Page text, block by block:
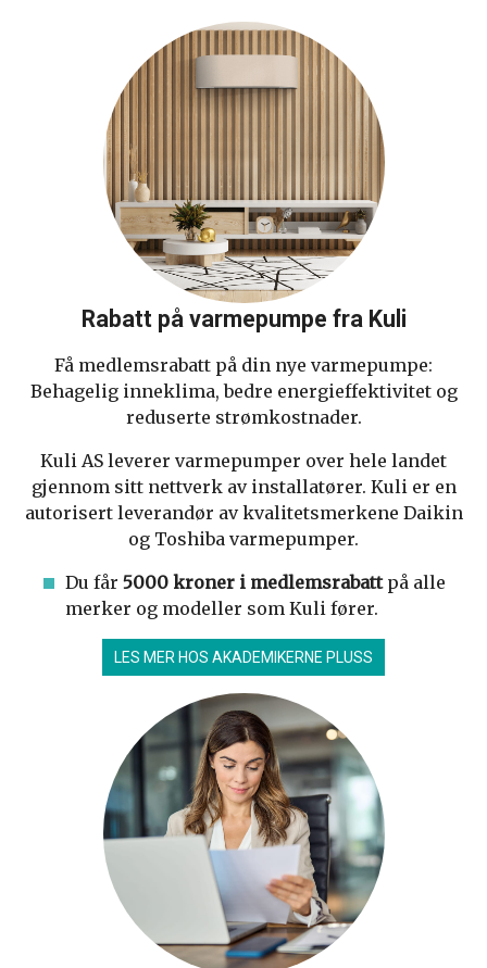
Rabatt på varmepumpe fra Kuli
Få medlemsrabatt på din nye varmepumpe:
Behagelig inneklima, bedre energieffektivitet og
reduserte strømkostnader.
Kuli AS leverer varmepumper over hele landet
gjennom sitt nettverk av installatører. Kuli er en
autorisert leverandør av kvalitetsmerkene Daikin
og Toshiba varmepumper.
Du får 5000 kroner i medlemsrabattpå alle
merker og modeller som Kuli fører.
LES MER HOS AKADEMIKERNE PLUSS